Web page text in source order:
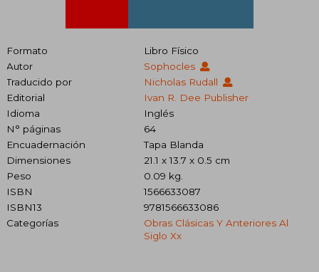
Formato
Libro Físico
Autor
Sophocles
Traducido por
Nicholas Rudall
Editorial
Ivan R. Dee Publisher
Idioma
Inglés
N° páginas
64
Encuadernación
Tapa Blanda
Dimensiones
21.1 x 13.7 x 0.5 cm
Peso
0.09 kg.
ISBN
1566633087
ISBN13
9781566633086
Categorías
Obras Clásicas Y Anteriores Al
Siglo Xx